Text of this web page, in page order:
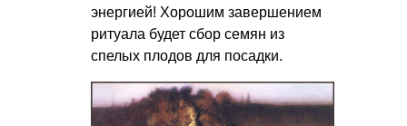
энергией! Хорошим завершением
ритуала будет сбор семян из
спелых плодов для посадки.